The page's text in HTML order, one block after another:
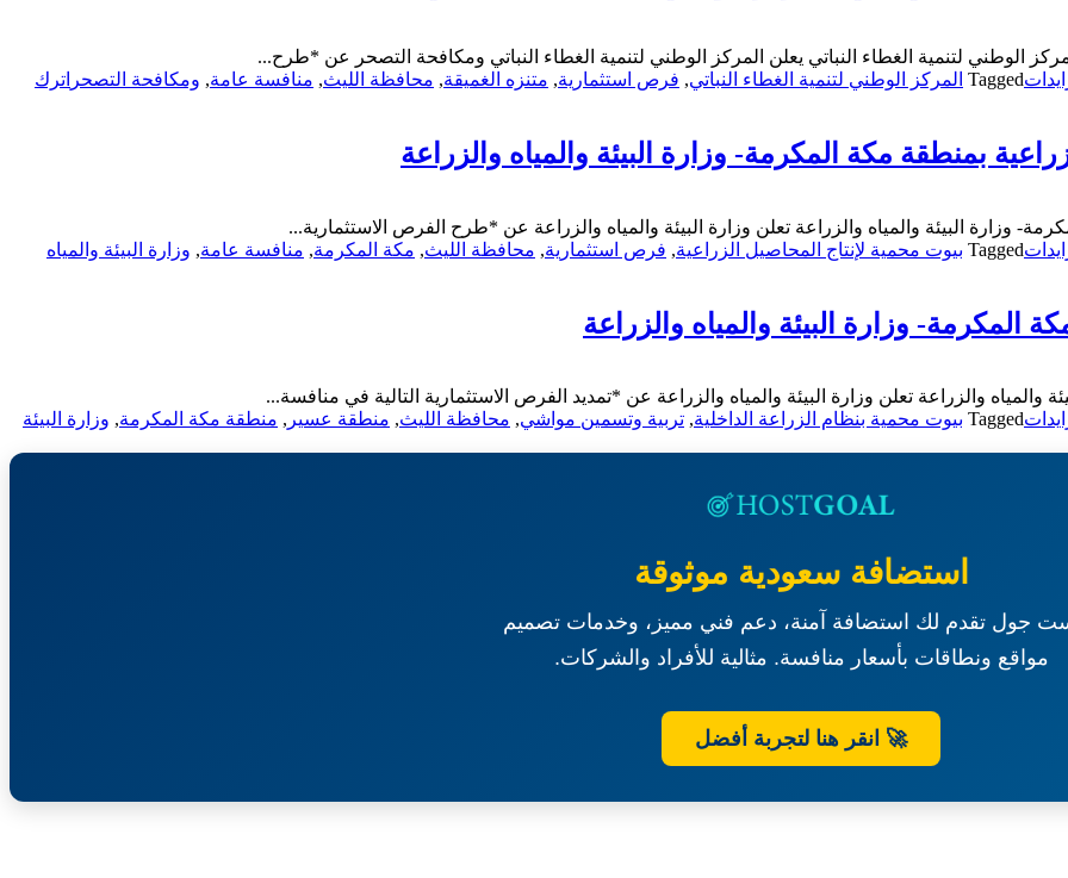
الوطني لتنمية الغطاء النباتي يعلن المركز الوطني لتنمية الغطاء النباتي ومكافحة التصحر عن *طرح...
Tagged المركز الوطني لتنمية الغطاء النباتي, فرص استثمارية, متنزه الغميقة, محافظة الليث, منافسة عامة, ومكافحة التصحر اترك
بمنطقة مكة المكرمة- وزارة البيئة والمياه والزراعة
وزارة البيئة والمياه والزراعة تعلن وزارة البيئة والمياه والزراعة عن *طرح الفرص الاستثمارية...
Tagged بيوت محمية لإنتاج المحاصيل الزراعية, فرص استثمارية, محافظة الليث, مكة المكرمة, منافسة عامة, وزارة البيئة والمياه
وزارة البيئة والمياه والزراعة
والزراعة تعلن وزارة البيئة والمياه والزراعة عن *تمديد الفرص الاستثمارية التالية في منافسة...
Tagged بيوت محمية بنظام الزراعة الداخلية, تربية وتسمين مواشي, محافظة الليث, منطقة عسير , منطقة مكة المكرمة, وزارة البيئة
استضافة سعودية موثوقة
جول تقدم لك استضافة آمنة، دعم فني مميز، وخدمات تصميم
مواقع ونطاقات بأسعار منافسة. مثالية للأفراد والشركات.
🚀 انقر هنا لتجربة أفضل